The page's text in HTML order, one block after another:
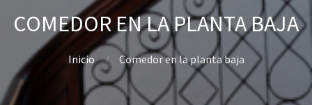
COMEDOR EN LA PLANTA BAJA
Inicio Comedor en la planta baja